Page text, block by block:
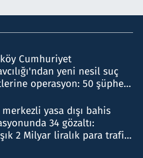
Cumhuriyet
yeni nesil suç
operasyon: 50 şüpheli
yasa dışı bahis
34 gözaltı:
2 Milyar liralık para trafiği